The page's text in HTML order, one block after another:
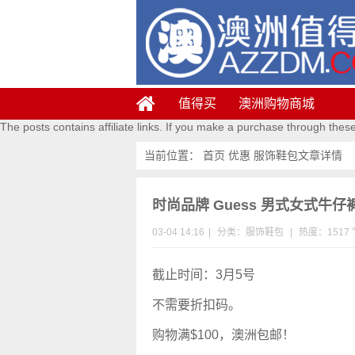
值得买 澳洲购物商城
The posts contains affiliate links. If you make a purchase through
当前位置： 首页 优惠 服饰鞋包文章详情
时尚品牌 Guess 男式女式牛仔
03-04 14:16 分类： 服饰鞋包 热度：1517
截止时间：3月5号
不需要折扣码。
购物满$100，澳洲包邮！